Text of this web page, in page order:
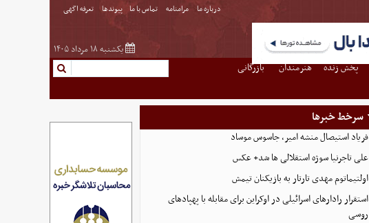
درباره ما مرامنامه تماس با ما پیوندها تعرفه اگهی
یکشنبه ۱۸ مرداد ۱۴۰۵
پخش زنده هنرمندان
بازرگانی
سرخط خبرها
فریاد استیصال منشه امیر، جاسوس موساد
علی تاجرنیا سوژه استقلالی‌ ها شد+ عکس
اولتیماتوم مهدی تارتار به بازیکنان تیمش
استقرار رادارهای اسرائیلی در اوکراین برای مقابله با پهپادهای
روسی